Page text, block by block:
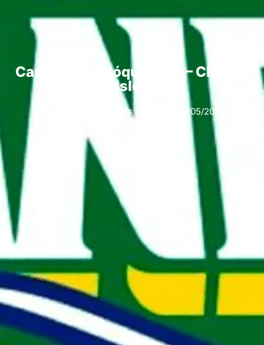
Capivara do Hóquei EP4 – CPI dos
Isles
New York Islanders Brasil 17/05/2021